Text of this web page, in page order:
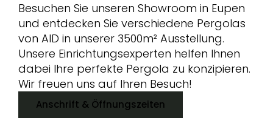
Besuchen Sie unseren Showroom in Eupen
und entdecken Sie verschiedene Pergolas
von AID in unserer 3500m² Ausstellung.
Unsere Einrichtungsexperten helfen Ihnen
dabei Ihre perfekte Pergola zu konzipieren.
Wir freuen uns auf Ihren Besuch!
Anschrift & Öffnungszeiten